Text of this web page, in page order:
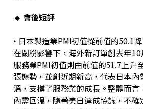
🔸 會後短評
‣ 日本製造業PMI初值從前值的50.1
在關稅影響下，海外新訂單創去年10
服務業PMI初值則由前值的51.7上升
張態勢，並創近期新高，代表日本內
溫，支撐了服務業的成長。整體而言
內需回溫，隨著美日達成協議，不確